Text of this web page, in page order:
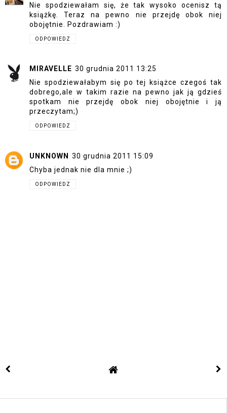
Nie spodziewałam się, że tak wysoko ocenisz tą
książkę. Teraz na pewno nie przejdę obok niej
obojętnie. Pozdrawiam :)
ODPOWIEDZ
MIRAVELLE 30 grudnia 2011 13:25
Nie spodziewałabym się po tej książce czegoś tak
dobrego,ale w takim razie na pewno jak ją gdzieś
spotkam nie przejdę obok niej obojętnie i ją
przeczytam;)
ODPOWIEDZ
UNKNOWN 30 grudnia 2011 15:09
Chyba jednak nie dla mnie ;)
ODPOWIEDZ